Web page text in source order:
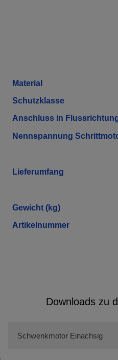
Material
Schutzklasse
Anschluss in
Nennspannung
Lieferumfang
Gewicht (kg)
Artikelnummer
Downloads zu
Schwenkmotor Einachsig